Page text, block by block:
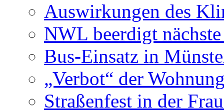
Auswirkungen des
NWL beerdigt
Bus-Einsatz in
„Verbot“ der
Straßenfest in der